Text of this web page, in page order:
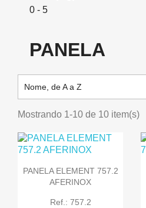
0 - 5
PANELA
Nome, de A a Z
Mostrando 1-10 de 10 item(s)
PANELA ELEMENT 757.2
AFERINOX
Ref.: 757.2